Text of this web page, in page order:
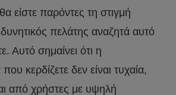
είστε παρόντες τη στιγμή
πελάτης αναζητά αυτό
Αυτό σημαίνει ότι η
κερδίζετε δεν είναι τυχαία,
από χρήστες με υψηλή